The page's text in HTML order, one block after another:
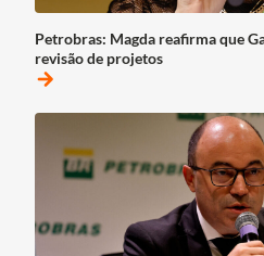
Petrobras: Magda reafirma que
revisão de projetos
arrow_forward